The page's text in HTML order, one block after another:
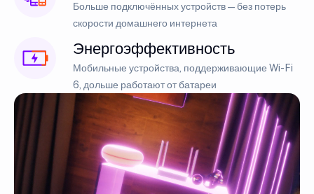
Больше подключённых устройств — без потерь
скорости домашнего интернета
Энергоэффективность
Мобильные устройства, поддерживающие Wi-Fi
6, дольше работают от батареи